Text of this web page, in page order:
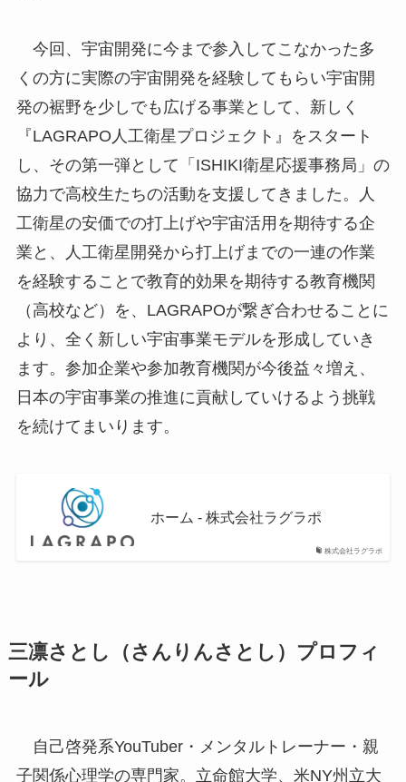
今回、宇宙開発に今まで参入してこなかった多
くの方に実際の宇宙開発を経験してもらい宇宙開
発の裾野を少しでも広げる事業として、新しく
『LAGRAPO人工衛星プロジェクト』をスタート
し、その第一弾として「ISHIKI衛星応援事務局」の
協力で高校生たちの活動を支援してきました。人
工衛星の安価での打上げや宇宙活用を期待する企
業と、人工衛星開発から打上げまでの一連の作業
を経験することで教育的効果を期待する教育機関
（高校など）を、LAGRAPOが繋ぎ合わせることに
より、全く新しい宇宙事業モデルを形成していき
ます。参加企業や参加教育機関が今後益々増え、
日本の宇宙事業の推進に貢献していけるよう挑戦
を続けてまいります。
株式会社ラグラポ
ホーム - 株式会社ラグラポ
三凛さとし（さんりんさとし）プロフィ
ール
自己啓発系YouTuber・メンタルトレーナー・親
子関係心理学の専門家。立命館大学、米NY州立大